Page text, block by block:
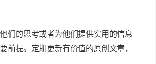
们的思考或者为他们提供实用的信息
前提。定期更新有价值的原创文章，